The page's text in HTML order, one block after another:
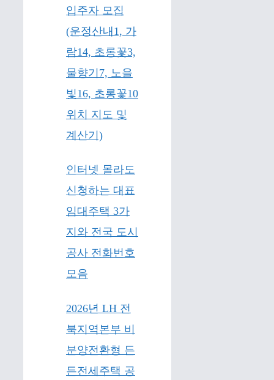
입주자 모집
(운정산내1, 가
람14, 초롱꽃3,
물향기7, 노을
빛16, 초롱꽃10
위치 지도 및
계산기)
인터넷 몰라도
신청하는 대표
임대주택 3가
지와 전국 도시
공사 전화번호
모음
2026년 LH 전
북지역본부 비
분양전환형 든
든전세주택 공